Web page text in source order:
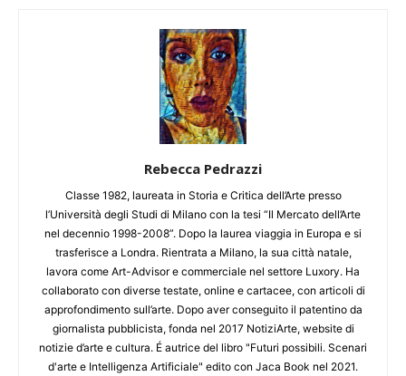
Rebecca Pedrazzi
Classe 1982, laureata in Storia e Critica dell’Arte presso
l’Università degli Studi di Milano con la tesi “Il Mercato dell’Arte
nel decennio 1998-2008”. Dopo la laurea viaggia in Europa e si
trasferisce a Londra. Rientrata a Milano, la sua città natale,
lavora come Art-Advisor e commerciale nel settore Luxory. Ha
collaborato con diverse testate, online e cartacee, con articoli di
approfondimento sull’arte. Dopo aver conseguito il patentino da
giornalista pubblicista, fonda nel 2017 NotiziArte, website di
notizie d’arte e cultura. É autrice del libro "Futuri possibili. Scenari
d'arte e Intelligenza Artificiale" edito con Jaca Book nel 2021.